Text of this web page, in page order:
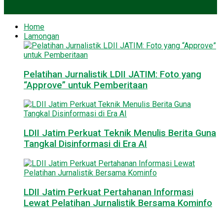
Home
Lamongan
Pelatihan Jurnalistik LDII JATIM: Foto yang
“Approve” untuk Pemberitaan
LDII Jatim Perkuat Teknik Menulis Berita Guna
Tangkal Disinformasi di Era AI
LDII Jatim Perkuat Pertahanan Informasi
Lewat Pelatihan Jurnalistik Bersama Kominfo